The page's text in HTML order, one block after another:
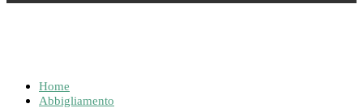
Home
Abbigliamento